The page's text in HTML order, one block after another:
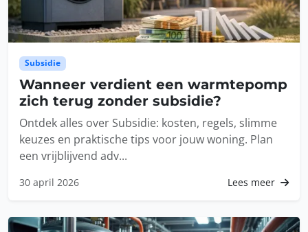
Subsidie
Wanneer verdient een warmtepomp
zich terug zonder subsidie?
Ontdek alles over Subsidie: kosten, regels, slimme
keuzes en praktische tips voor jouw woning. Plan
een vrijblijvend adv...
30 april 2026 Lees meer